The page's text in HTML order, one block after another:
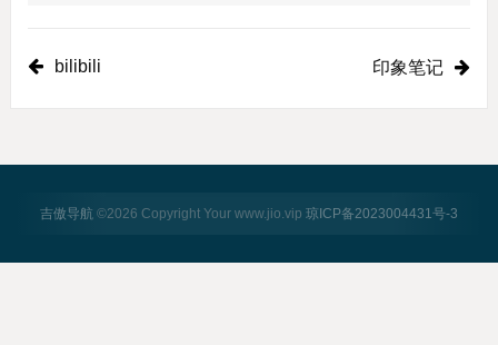
bilibili 印象笔记
吉傲导航©2026 Copyright Your www.jio.vip 琼ICP备2023004431号-3